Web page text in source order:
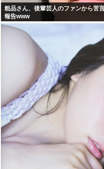
粗品さん、後輩芸人のファンから苦
報告www